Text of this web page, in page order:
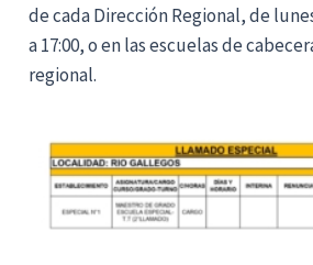
de cada Dirección Regional, de
a 17:00, o en las escuelas de
regional.